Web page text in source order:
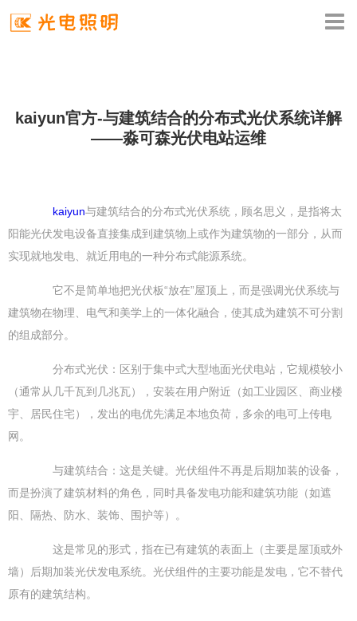
kaiyun官方-与建筑结合的分布式光伏系统详解
——淼可森光伏电站运维
kaiyun与建筑结合的分布式光伏系统，顾名思义，是指将太
阳能光伏发电设备直接集成到建筑物上或作为建筑物的一部分，从而
实现就地发电、就近用电的一种分布式能源系统。
它不是简单地把光伏板“放在”屋顶上，而是强调光伏系统与
建筑物在物理、电气和美学上的一体化融合，使其成为建筑不可分割
的组成部分。
分布式光伏：区别于集中式大型地面光伏电站，它规模较小
（通常从几千瓦到几兆瓦），安装在用户附近（如工业园区、商业楼
宇、居民住宅），发出的电优先满足本地负荷，多余的电可上传电
网。
与建筑结合：这是关键。光伏组件不再是后期加装的设备，
而是扮演了建筑材料的角色，同时具备发电功能和建筑功能（如遮
阳、隔热、防水、装饰、围护等）。
这是常见的形式，指在已有建筑的表面上（主要是屋顶或外
墙）后期加装光伏发电系统。光伏组件的主要功能是发电，它不替代
原有的建筑结构。